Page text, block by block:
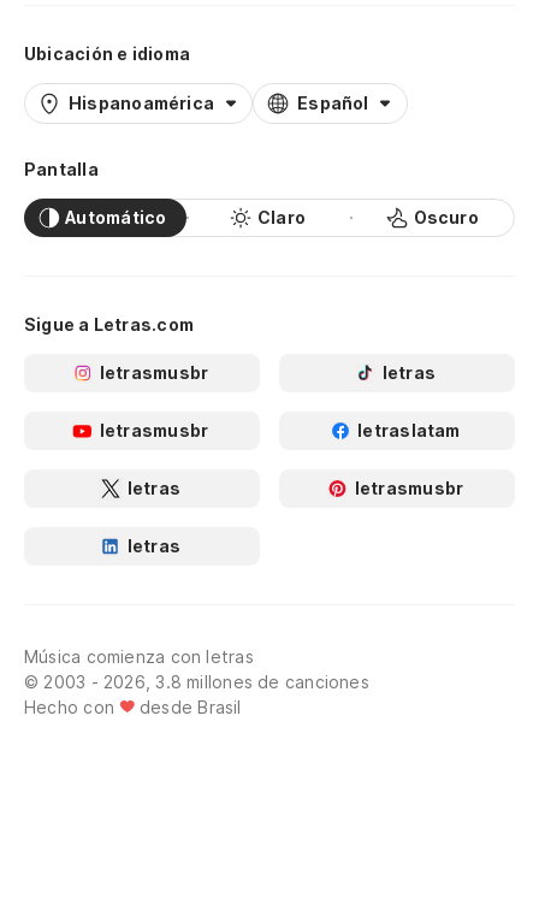
Ubicación e idioma
Hispanoamérica Español
Pantalla
Automático Claro Oscuro
Sigue a Letras.com
letrasmusbr letras
letrasmusbr letraslatam
letras letrasmusbr
letras
Música comienza con letras
© 2003 - 2026, 3.8 millones de canciones
Hecho con
desde Brasil